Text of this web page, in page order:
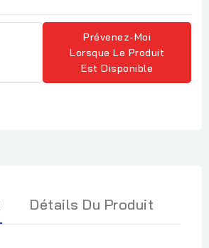
Prévenez-Moi
Lorsque Le Produit
Est Disponible
Détails Du Produit